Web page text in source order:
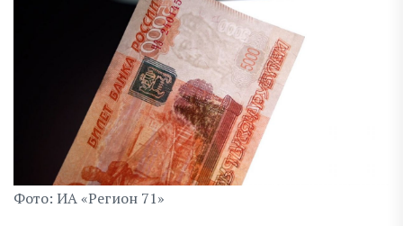
Фото: ИА «Регион 71»